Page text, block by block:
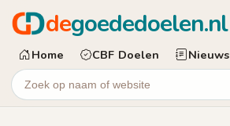
degoededoelen.nl
Home CBF Doelen Nieuws